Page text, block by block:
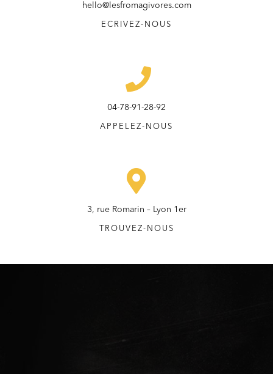
hello@lesfromagivores.com
ECRIVEZ-NOUS
04-78-91-28-92
APPELEZ-NOUS
3, rue Romarin – Lyon 1er
TROUVEZ-NOUS